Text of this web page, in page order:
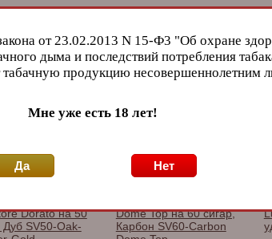
Dorato на 50
Дуб SV50-Oak-
Dome Top на 60 сигар,
Карбон SV60-Carbon
от 23.02.2013 N 15-Ф3 "Об охране
дыма и последствий потребления
табачную продукцию несовершеннолетним
Мне уже есть 18 лет!
Да Нет